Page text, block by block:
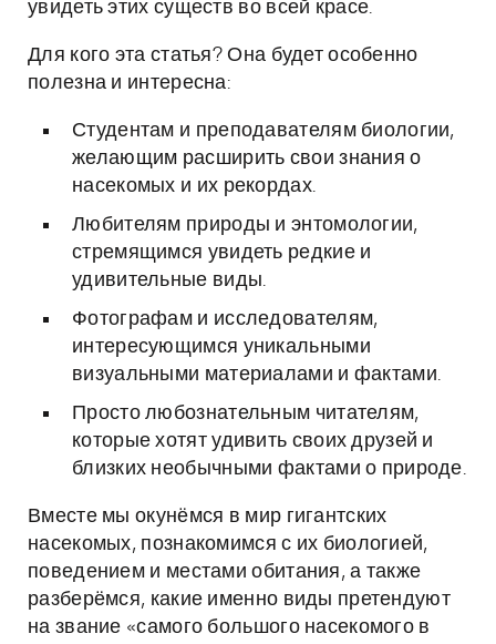
увидеть этих существ во всей красе.
Для кого эта статья? Она будет особенно
полезна и интересна:
Студентам и преподавателям биологии,
желающим расширить свои знания о
насекомых и их рекордах.
Любителям природы и энтомологии,
стремящимся увидеть редкие и
удивительные виды.
Фотографам и исследователям,
интересующимся уникальными
визуальными материалами и фактами.
Просто любознательным читателям,
которые хотят удивить своих друзей и
близких необычными фактами о природе.
Вместе мы окунёмся в мир гигантских
насекомых, познакомимся с их биологией,
поведением и местами обитания, а также
разберёмся, какие именно виды претендуют
на звание «самого большого насекомого в